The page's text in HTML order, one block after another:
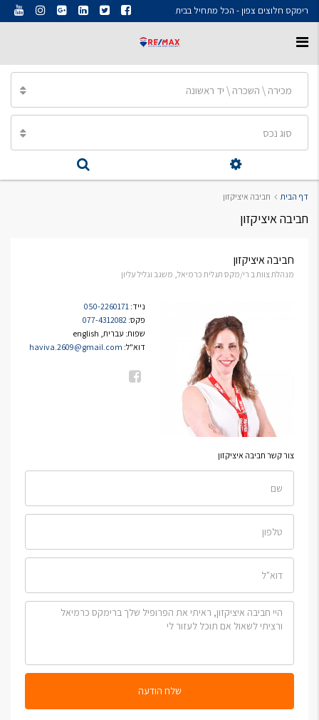
רימקס חלוצים צפון - הכל מתחיל בבית
מכירה \ השכרה \ יד ראשונה
סוג נכס
דף הבית חביבה איציקזון
חביבה איציקזון
חביבה איציקזון
מנהלת צוות ב רי/מקס תגלית כרמיאל, משגב וגליל עליון
נייד: 050-2260171
פקס: 077-4312082
שפות: עברית, english
דוא"ל: haviva.2609@gmail.com
צור קשר חביבה איציקזון
שלח הודעה